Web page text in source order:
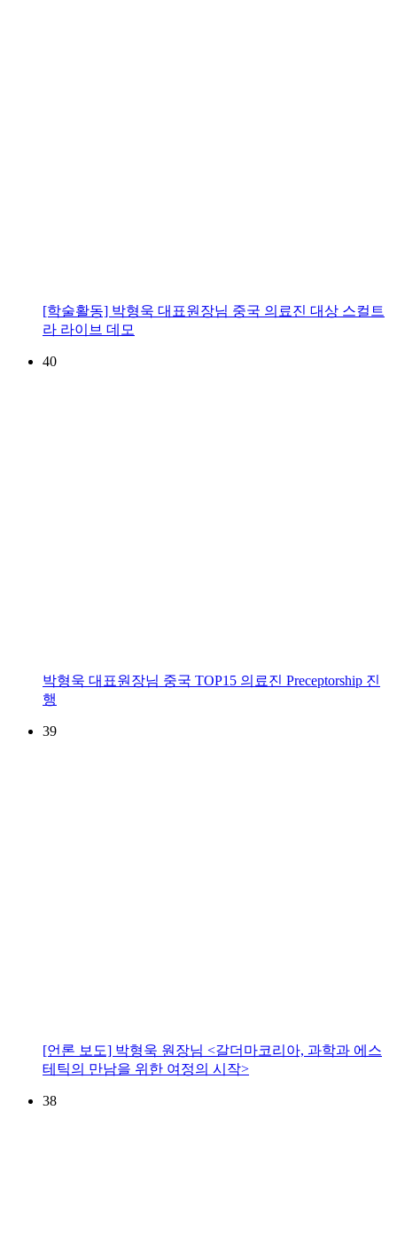
[학술활동] 박형욱 대표원장님 중국 의료진 대상 스컬트
라 라이브 데모
40
박형욱 대표원장님 중국 TOP15 의료진 Preceptorship 진
행
39
[언론 보도] 박형욱 원장님 <갈더마코리아, 과학과 에스
테틱의 만남을 위한 여정의 시작>
38